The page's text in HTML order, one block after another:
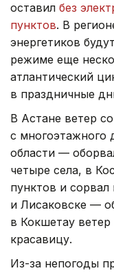
оставил без
пунктов. В
энергетиков
режиме еще
атлантический
в праздничные
В Астане ветер
с многоэтажного
области —
четыре села, в
пунктов и
и Лисаковске —
в Кокшетау
красавицу.
Из-за непогоды